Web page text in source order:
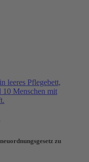
zu